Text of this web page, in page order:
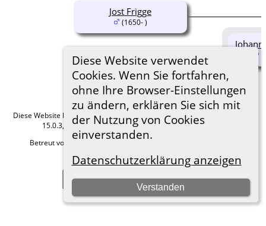
Diese Website verwendet
Cookies. Wenn Sie fortfahren,
ohne Ihre Browser-Einstellungen
zu ändern, erklären Sie sich mit
der Nutzung von Cookies
einverstanden.
Datenschutzerklärung anzeigen
Verstanden
Jost Frigge
(1650- )
Diese Website läuft mit The Next Generation of Genealogy Sitebuilding
15.0.3, programmiert von Darrin Lythgoe © 2001-2026.
Betreut von
Hier geht es zum Impressum
Zur Desktop-Webseite wechseln